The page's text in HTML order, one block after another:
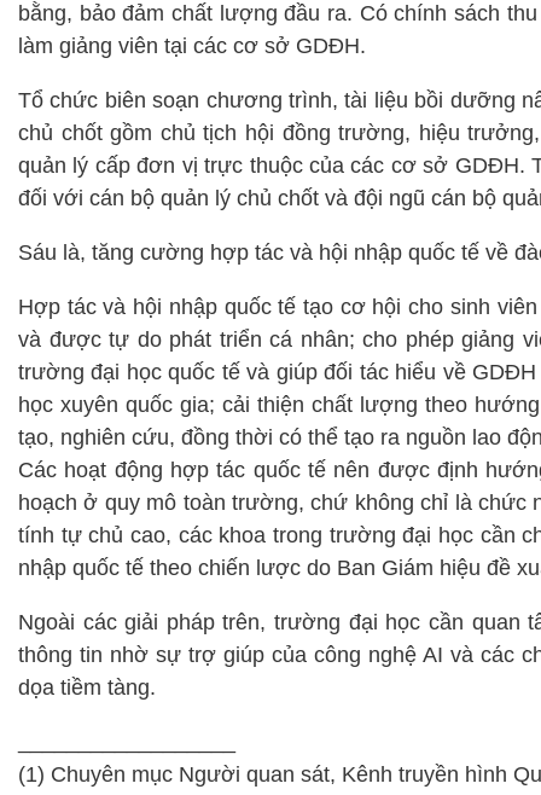
bằng, bảo đảm chất lượng đầu ra. Có chính sách
làm giảng viên tại các cơ sở GDĐH.
Tổ chức biên soạn chương trình, tài liệu bồi dưỡng
chủ chốt gồm chủ tịch hội đồng trường, hiệu
quản lý cấp đơn vị trực thuộc của các cơ sở GDĐH.
đối với cán bộ quản lý chủ chốt và đội ngũ cán bộ
Sáu là, tăng cường hợp tác và hội nhập quốc tế về
Hợp tác và hội nhập quốc tế tạo cơ hội cho sinh
và được tự do phát triển cá nhân; cho phép giảng
trường đại học quốc tế và giúp đối tác hiểu về
học xuyên quốc gia; cải thiện chất lượng theo
tạo, nghiên cứu, đồng thời có thể tạo ra nguồn lao
Các hoạt động hợp tác quốc tế nên được định
hoạch ở quy mô toàn trường, chứ không chỉ là chức
tính tự chủ cao, các khoa trong trường đại học cần
nhập quốc tế theo chiến lược do Ban Giám hiệu đề
Ngoài các giải pháp trên, trường đại học cần quan
thông tin nhờ sự trợ giúp của công nghệ AI và các
dọa tiềm tàng.
(1) Chuyên mục Người quan sát, Kênh truyền hình